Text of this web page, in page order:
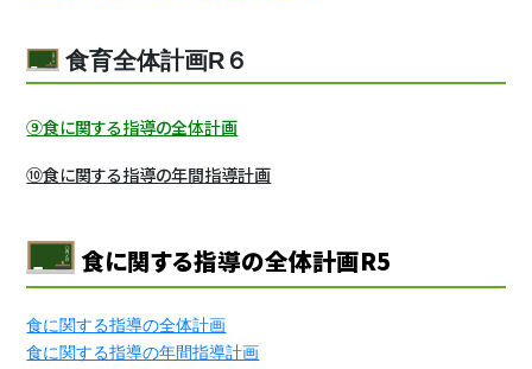
食育全体計画R６
⑨食に関する指導の全体計画
⑩食に関する指導の年間指導計画
食に関する指導の全体計画R5
食に関する指導の全体計画
食に関する指導の年間指導計画